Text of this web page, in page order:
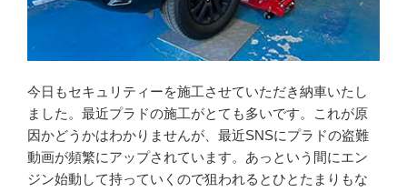
今日もセキュリティーを施工させていただき納車いたし
ました。最近プラドの施工がとても多いです。これが原
因かどうかはわかりませんが、最近SNSにプラドの盗難
動画が頻繁にアップされています。あっという間にエン
ジン始動して持っていくので狙われるとひとたまりもな